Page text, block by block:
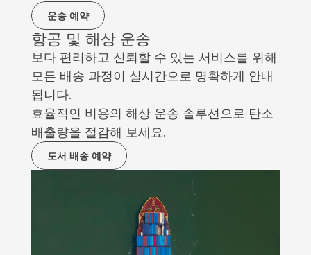
운송 예약
항공 및 해상 운송
보다 편리하고 신뢰할 수 있는 서비스를 위해
모든 배송 과정이 실시간으로 명확하게 안내
됩니다.
효율적인 비용의 해상 운송 솔루션으로 탄소
배출량을 절감해 보세요.
도서 배송 예약